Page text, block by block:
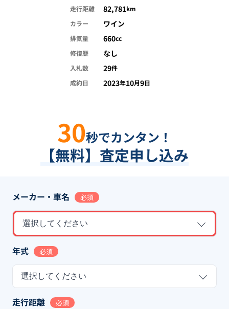
走行距離 82,781km
カラー
ワイン
排気量 660cc
修復歴
なし
入札数 29件
成約日
2023年10月9日
30秒でカンタン！
【無料】査定申し込み
メーカー・車名 必須
選択してください
年式 必須
選択してください
走行距離 必須